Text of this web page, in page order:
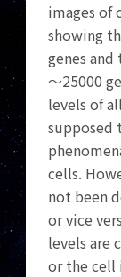
images of
showing
genes
～25000
levels of
supposed
cells.
not been
or vice
levels are
or the cell